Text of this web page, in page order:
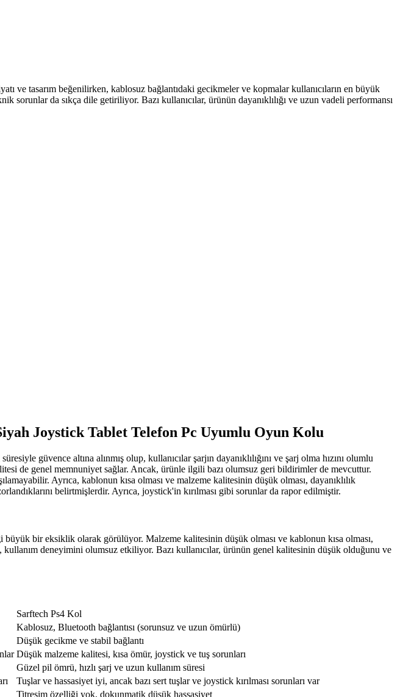
ve tasarım beğenilirken, kablosuz bağlantıdaki gecikmeler ve kopmalar kullanıcıların en büyük
sorunlar da sıkça dile getiriliyor. Bazı kullanıcılar, ürünün dayanıklılığı ve uzun vadeli performansı
Joystick Tablet Telefon Pc Uyumlu Oyun Kolu
güvence altına alınmış olup, kullanıcılar şarjın dayanıklılığını ve şarj olma hızını olumlu
de genel memnuniyet sağlar. Ancak, ürünle ilgili bazı olumsuz geri bildirimler de mevcuttur.
Ayrıca, kablonun kısa olması ve malzeme kalitesinin düşük olması, dayanıklılık
belirtmişlerdir. Ayrıca, joystick'in kırılması gibi sorunlar da rapor edilmiştir.
bir eksiklik olarak görülüyor. Malzeme kalitesinin düşük olması ve kablonun kısa olması,
kullanım deneyimini olumsuz etkiliyor. Bazı kullanıcılar, ürünün genel kalitesinin düşük olduğunu ve
Sarftech Ps4 Kol
Kablosuz, Bluetooth bağlantısı (sorunsuz ve uzun ömürlü)
Düşük gecikme ve stabil bağlantı
Düşük malzeme kalitesi, kısa ömür, joystick ve tuş sorunları
Güzel pil ömrü, hızlı şarj ve uzun kullanım süresi
Tuşlar ve hassasiyet iyi, ancak bazı sert tuşlar ve joystick kırılması sorunları var
Titreşim özelliği yok, dokunmatik düşük hassasiyet